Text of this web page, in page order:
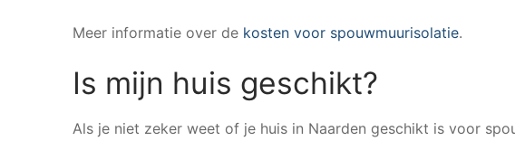
Meer informatie over de kosten voor spouwmuurisolatie.
Is mijn huis geschikt?
Als je niet zeker weet of je huis in Naarden geschikt is voor